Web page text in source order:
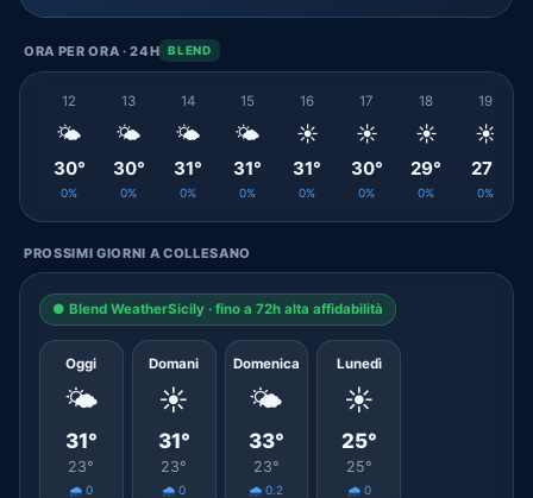
ORA PER ORA · 24H BLEND
12
🌤️
30°
0%
13
🌤️
30°
0%
14
🌤️
31°
0%
15
🌤️
31°
0%
16
☀️
31°
0%
17
☀️
30°
0%
18
☀️
29°
0%
19
☀️
27°
0%
PROSSIMI GIORNI A COLLESANO
● Blend WeatherSicily · fino a 72h alta affidabilità
Oggi
🌤️
31°
23°
🌧️ 0
Domani
☀️
31°
23°
🌧️ 0
Domenica
🌤️
33°
23°
🌧️ 0.2
Lunedì
☀️
25°
25°
🌧️ 0